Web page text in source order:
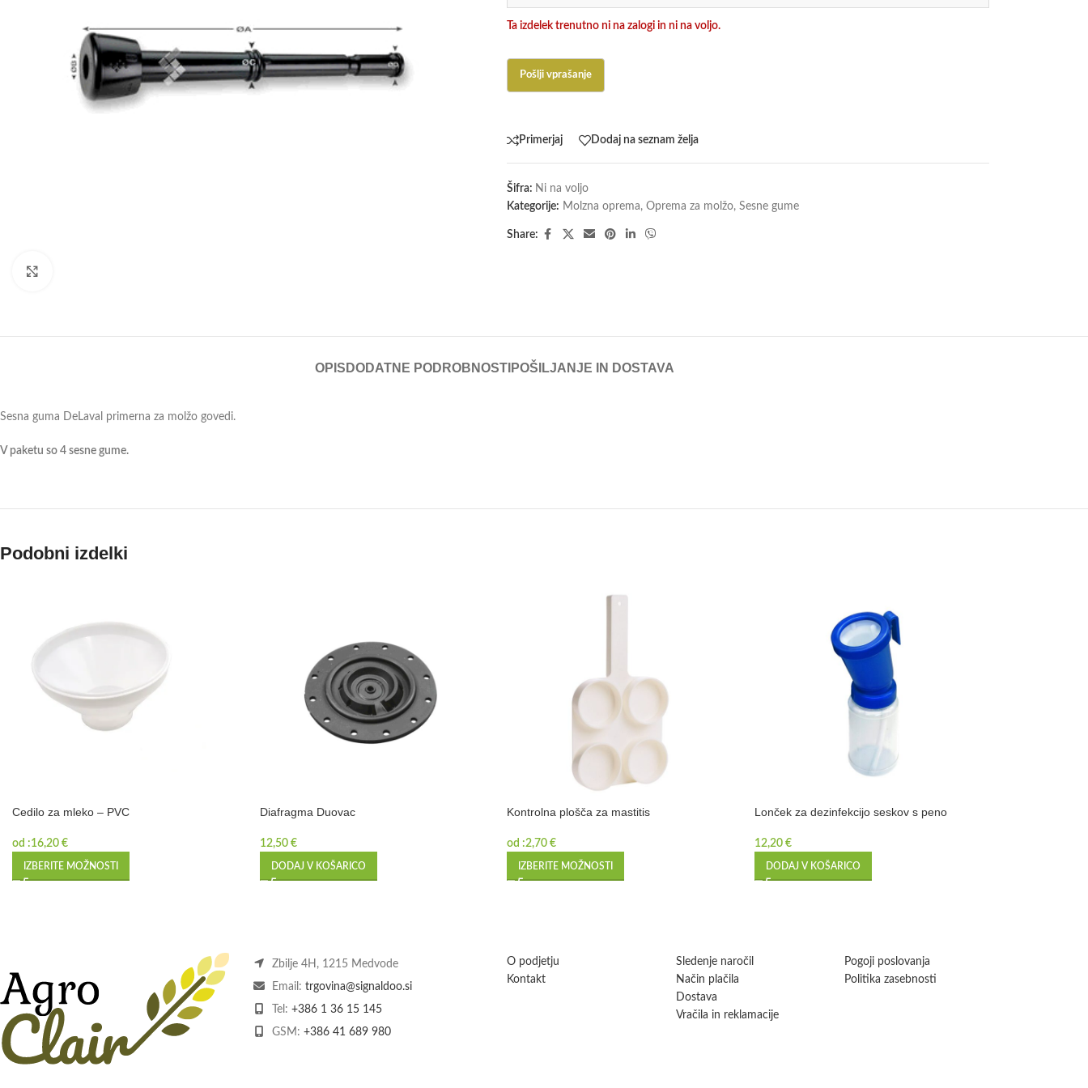
Ta izdelek trenutno ni na zalogi in ni na voljo.
Primerjaj Dodaj na seznam želja
Šifra: Ni na voljo
Kategorije: Molzna oprema, Oprema za molžo, Sesne gume
Share:
OPIS DODATNE PODROBNOSTI POŠILJANJE IN DOSTAVA
Sesna guma DeLaval primerna za molžo govedi.
V paketu so 4 sesne gume.
Podobni izdelki
Cedilo za mleko – PVC
od :16,20 €
IZBERITE MOŽNOSTI
Diafragma Duovac
12,50 €
DODAJ V KOŠARICO
Kontrolna plošča za mastitis
od :2,70 €
IZBERITE MOŽNOSTI
Lonček za dezinfekcijo seskov s peno
12,20 €
DODAJ V KOŠARICO
Zbilje 4H, 1215 Medvode
Email: trgovina@signaldoo.si
Tel: +386 1 36 15 145
GSM: +386 41 689 980
O podjetju
Kontakt
Sledenje naročil
Način plačila
Dostava
Vračila in reklamacije
Pogoji poslovanja
Politika zasebnosti